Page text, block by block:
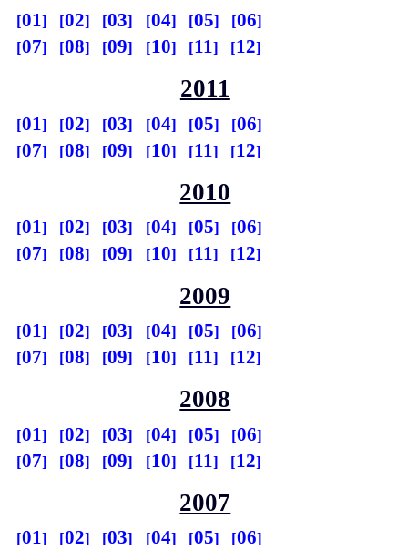
01 02 03 04 05
06
07
08 09 10 11 12
2011
01 02 03 04 05
06
07
08 09 10 11 12
2010
01 02 03 04 05
06
07
08 09 10 11 12
2009
01 02 03 04 05
06
07
08 09 10 11 12
2008
01 02 03 04 05
06
07
08 09 10 11 12
2007
01 02 03 04 05
06